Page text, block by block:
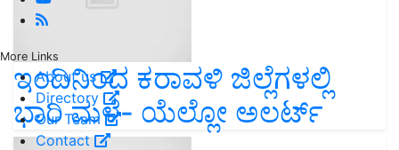
More Links
About us
Directory
Our Team
Contact
ಇಂದಿನಿಂದ ಕರಾವಳಿ ಜಿಲ್ಲೆಗಳಲ್ಲಿ
ಭಾರಿ ಮಳೆ- ಯೆಲ್ಲೋ ಅಲರ್ಟ್